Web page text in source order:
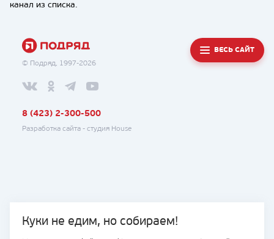
Куки не едим, но собираем!
канал из списка.
© Подряд, 1997-2026
ВЕСЬ САЙТ
8 (423) 2-300-500
Разработка сайта - студия House